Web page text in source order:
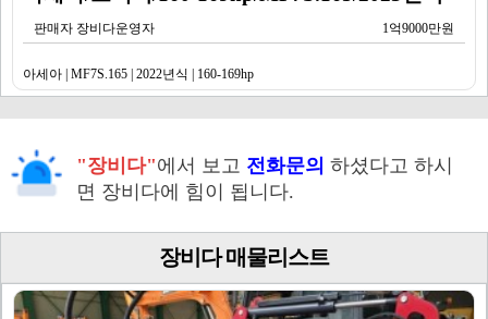
판매자 장비다운영자 1억9000만원
아세아 | MF7S.165 | 2022년식 | 160-169hp
"장비다"에서 보고 전화문의 하셨다고 하시
면 장비다에 힘이 됩니다.
장비다 매물리스트